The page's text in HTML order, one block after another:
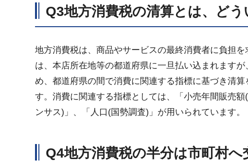
Q3地方消費税の清算とは、ど
地方消費税は、商品やサービスの最終消費者に負担
は、本店所在地等の都道府県に一旦払い込まれます
め、都道府県の間で消費に関連する指標に基づき清
す。消費に関連する指標としては、「小売年間販売
ンサス)」、「人口(国勢調査)」が用いられています。
Q4地方消費税の半分は市町村へ